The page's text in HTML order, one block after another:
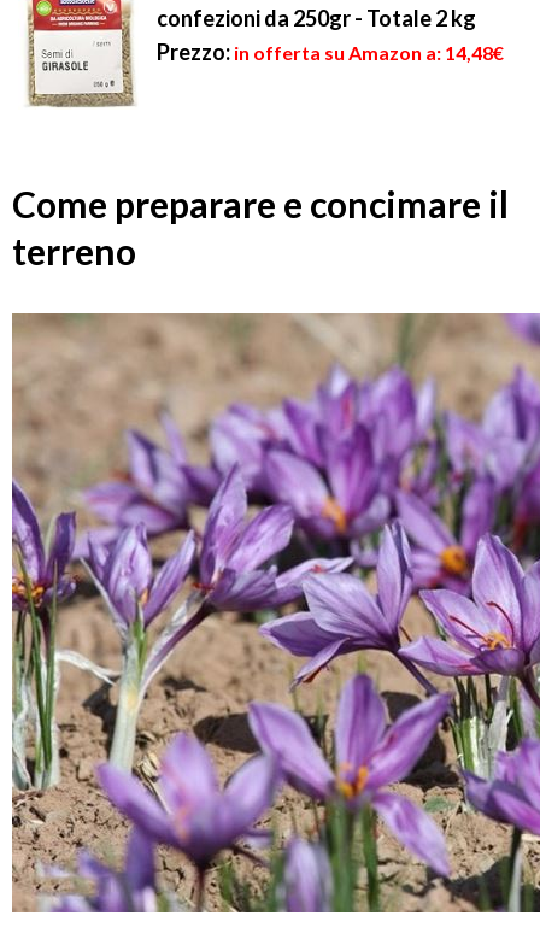
confezioni da 250gr - Totale 2 kg
Prezzo: in offerta su Amazon a: 14,48€
Come preparare e concimare il
terreno